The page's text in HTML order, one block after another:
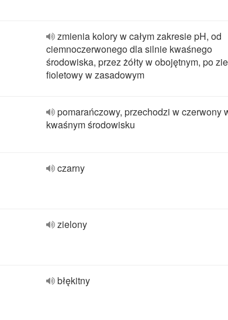
zmienia kolory w całym zakresie pH, od
ciemnoczerwonego dla silnie kwaśnego
środowiska, przez żółty w obojętnym, po
fioletowy w zasadowym
pomarańczowy, przechodzi w czerwony
kwaśnym środowisku
czarny
zielony
błękitny